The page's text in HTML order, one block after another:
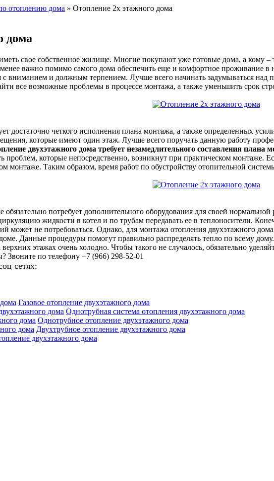
отоплению дома » Отопление 2х этажного дома
дома
свое собственное жилище. Многие покупают уже готовые дома, а кому –
важно помимо самого дома обеспечить еще и комфортное проживание
вниманием и должным терпением. Лучше всего начинать задумываться над
все возможные проблемы в процессе монтажа, а также уменьшить срок
достаточно четкого исполнения плана монтажа, а также определенных
которые имеют один этаж. Лучше всего поручать данную работу
двухэтажного дома требует незамедлительного составления плана
проблем, которые непосредственно, возникнут при практическом монтаже.
монтаже. Таким образом, время работ по обустройству отопительной
потребует дополнительного оборудования для своей
жидкости в котел и по трубам передавать ее в теплоносители.
может не потребоваться. Однако, для монтажа отопления двухэтажного
Данные процедуры помогут правильно распределять тепло по всему
этажах очень холодно. Чтобы такого не случалось, обязательно
Звоните по телефону +7 (966) 298-52-01
сетях:
Газовое отопление двухэтажного дома
Однотрубная система отопления двухэтажного дома
Однотрубное отопление двухэтажного дома
Двухтрубное отопление двухэтажного дома
двухэтажного дома